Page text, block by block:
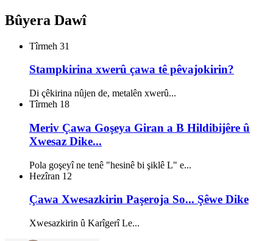
Bûyera Dawî
Tîrmeh 31
Stampkirina xwerû çawa tê pêvajokirin?
Di çêkirina nûjen de, metalên xwerû...
Tîrmeh 18
Meriv Çawa Goşeya Giran a B Hildibijêre û
Xwesaz Dike...
Pola goşeyî ne tenê "hesinê bi şiklê L" e...
Hezîran 12
Çawa Xwesazkirin Paşeroja So... Şêwe Dike
Xwesazkirin û Karîgerî Le...